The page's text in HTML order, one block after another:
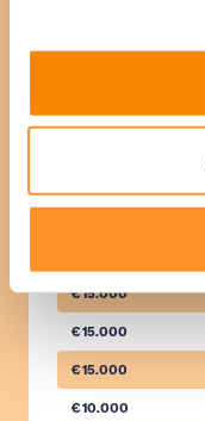
Hoofdsom
€ 15.000
€ 15.000
€ 15.000
€ 10.000